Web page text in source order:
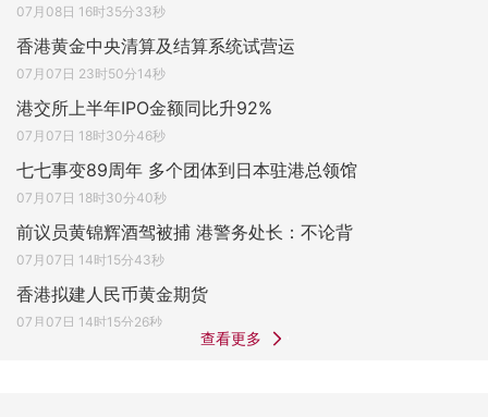
07月08日 16时35分33秒
香港黄金中央清算及结算系统试营运
07月07日 23时50分14秒
港交所上半年IPO金额同比升92%
07月07日 18时30分46秒
七七事变89周年 多个团体到日本驻港总领馆
07月07日 18时30分40秒
前议员黄锦辉酒驾被捕 港警务处长：不论背
07月07日 14时15分43秒
香港拟建人民币黄金期货
07月07日 14时15分26秒
查看更多